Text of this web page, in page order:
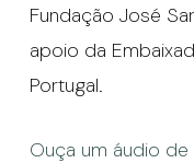
Fundação José
apoio da
Portugal.
Ouça um áudio